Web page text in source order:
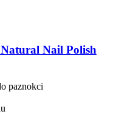
Nail Polish
paznokci